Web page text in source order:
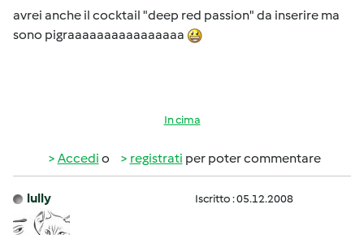
avrei anche il cocktail "deep red passion" da inserire ma
sono pigraaaaaaaaaaaaaaaa
In cima
Accedi o registrati per poter commentare
lully Iscritto : 05.12.2008